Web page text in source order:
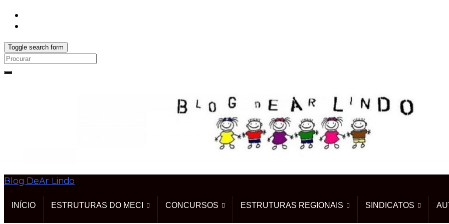
Toggle search form
Search
Blog DeAr Lindo
INÍCIO ESTRUTURAS DO MECI CONCURSOS ESTRUTURAS REGIONAIS SINDICATOS